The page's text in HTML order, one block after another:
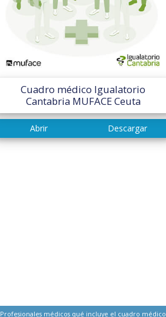
Cuadro médico Igualatorio
Cantabria MUFACE Ceuta
Profesionales médicos qué incluye el cuadro médico